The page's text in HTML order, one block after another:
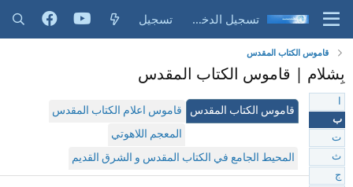
تسجيل الدخول تسجيل
قاموس الكتاب المقدس
بِشلام | قاموس الكتاب المقدس
قاموس الكتاب المقدس
قاموس اعلام الكتاب المقدس
المعجم اللاهوتي
المحيط الجامع في الكتاب المقدس و الشرق القديم
ب
ت
ث
ج